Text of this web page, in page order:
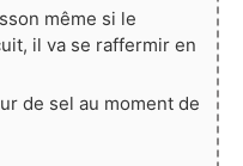
même si le
il va se raffermir en
de sel au moment de